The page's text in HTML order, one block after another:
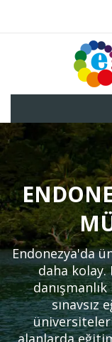
Endonezya'da
daha kolay.
sınavsız
alanlarda